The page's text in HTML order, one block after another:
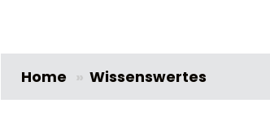
Home » Wissenswertes